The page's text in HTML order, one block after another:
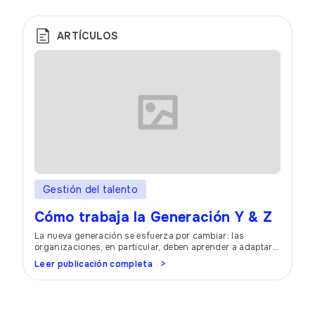
índice es demasiado […]
ARTÍCULOS
Gestión del talento
Cómo trabaja la Generación Y & Z
La nueva generación se esfuerza por cambiar: las
organizaciones, en particular, deben aprender a adaptar
su entorno. Porque ninguna empresa puede permitirse
mantener estructuras y condiciones anticuadas. Si los
jóvenes no se sienten cómodos, cambian de trabajo.
Leer publicación completa